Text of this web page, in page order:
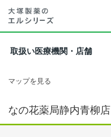
取扱い医療機関・店舗
マップを見る
なの花薬局静内青柳店